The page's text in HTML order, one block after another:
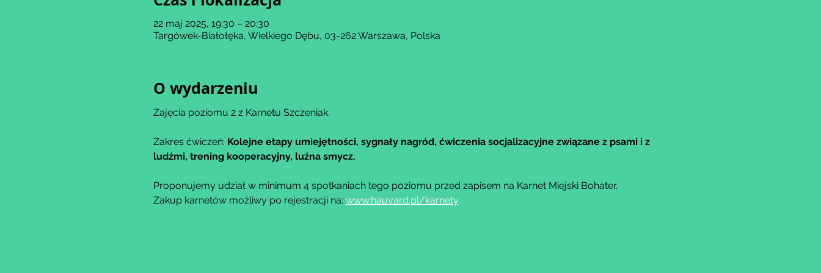
22 maj 2025, 19:30 – 20:30
Targówek-Białołęka, Wielkiego Dębu, 03-262 Warszawa, Polska
O wydarzeniu
Zajęcia poziomu 2 z Karnetu Szczeniak.
Zakres ćwiczeń: Kolejne etapy umiejętności, sygnały nagród, ćwiczenia socjalizacyjne związane z psami i z
ludźmi, trening kooperacyjny, luźna smycz.
Proponujemy udział w minimum 4 spotkaniach tego poziomu przed zapisem na Karnet Miejski Bohater.
Zakup karnetów możliwy po rejestracji na: www.hauvard.pl/karnety